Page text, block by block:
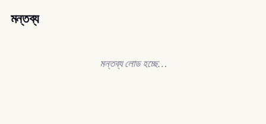
মন্তব্য
মন্তব্য লোড হচ্ছে…